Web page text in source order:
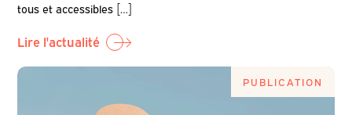
tous et accessibles […]
Lire l'actualité
PUBLICATION